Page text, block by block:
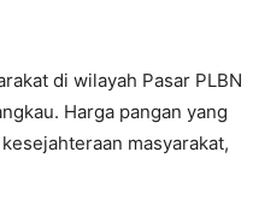
di wilayah Pasar PLBN
Harga pangan yang
masyarakat,